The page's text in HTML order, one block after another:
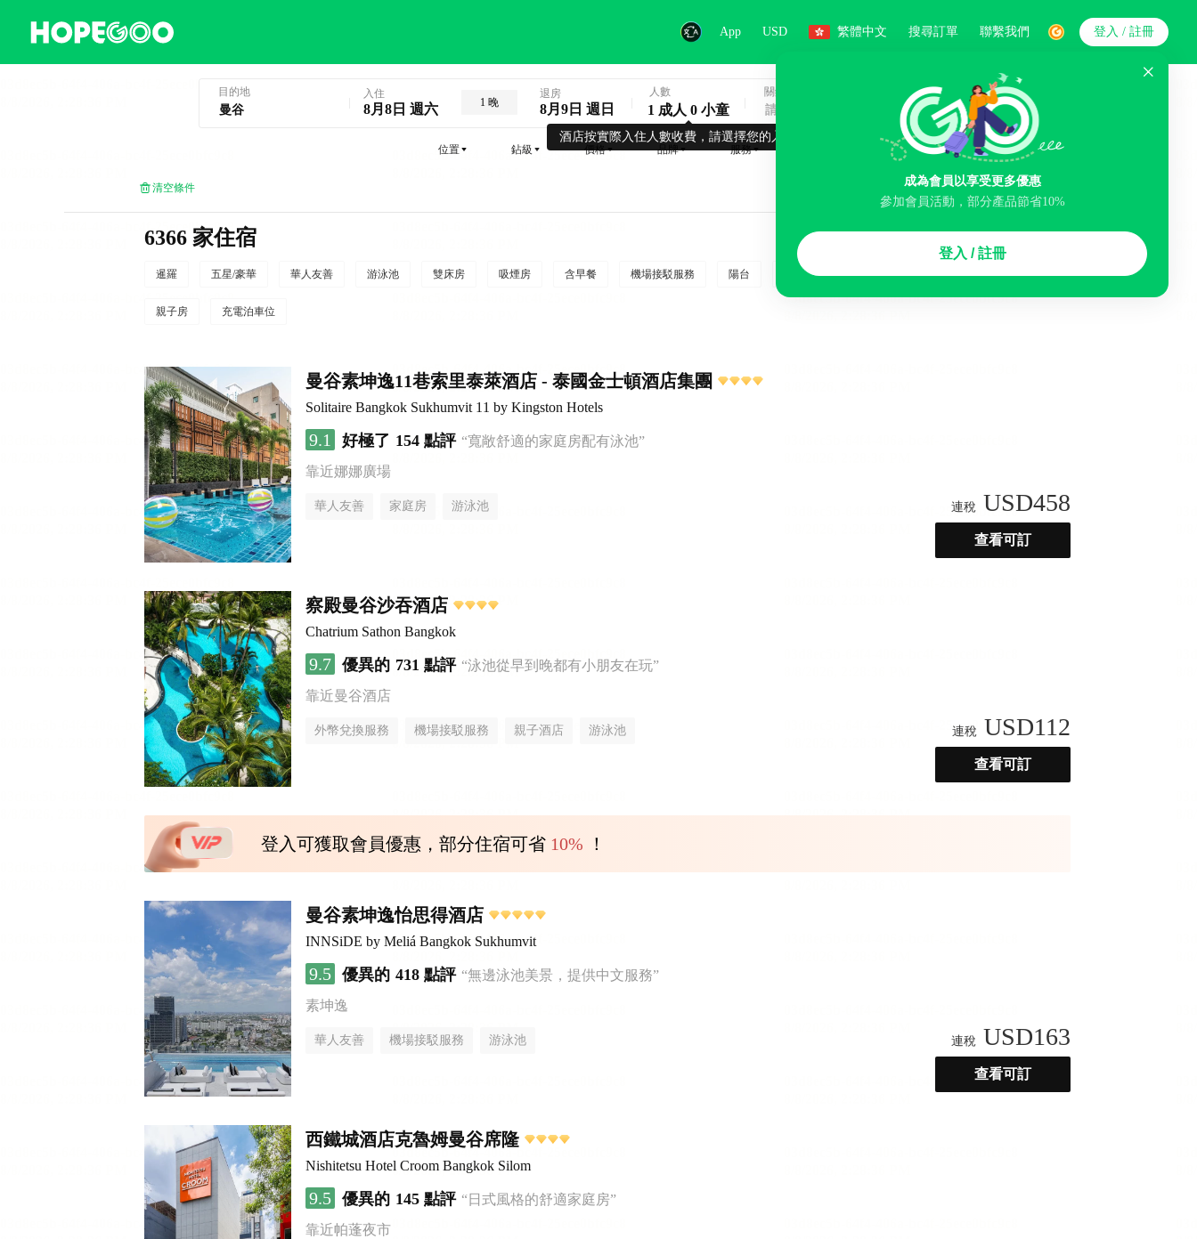
App USD 繁體中文 搜尋訂單 聯繫我們
成為會員以享受更多優惠
參加會員活動，部分產品節省10%
登入 / 註冊
登入 / 註冊
目的地 入住
8月8日 週六 1 晚
退房
8月9日 週日
酒店按實際入住人數收費，請選擇您的入住人數
人數
1 成人 0 小童
關鍵字
搜索
位置 鉆級 價格 品牌 服務
清空條件
6366 家住宿
暹羅 五星/豪華 華人友善 游泳池 雙床房 吸煙房 含早餐 機場接駁服務 陽台 行李寄存服務 免費取消 民宿 泊車場
親子房 充電泊車位
曼谷素坤逸11巷索里泰萊酒店 - 泰國金士頓酒店集團
Solitaire Bangkok Sukhumvit 11 by Kingston Hotels
9.1 好極了 154 點評 “寬敞舒適的家庭房配有泳池”
靠近娜娜廣場
華人友善 家庭房 游泳池 連稅 USD458
查看可訂
察殿曼谷沙吞酒店
Chatrium Sathon Bangkok
9.7 優異的 731 點評 “泳池從早到晚都有小朋友在玩”
靠近曼谷酒店
外幣兌換服務 機場接駁服務 親子酒店 游泳池 連稅 USD112
查看可訂
登入可獲取會員優惠，部分住宿可省 10% ！
曼谷素坤逸怡思得酒店
INNSiDE by Meliá Bangkok Sukhumvit
9.5 優異的 418 點評 “無邊泳池美景，提供中文服務”
素坤逸
華人友善 機場接駁服務 游泳池 連稅 USD163
查看可訂
西鐵城酒店克魯姆曼谷席隆
Nishitetsu Hotel Croom Bangkok Silom
9.5 優異的 145 點評 “日式風格的舒適家庭房”
靠近帕蓬夜市